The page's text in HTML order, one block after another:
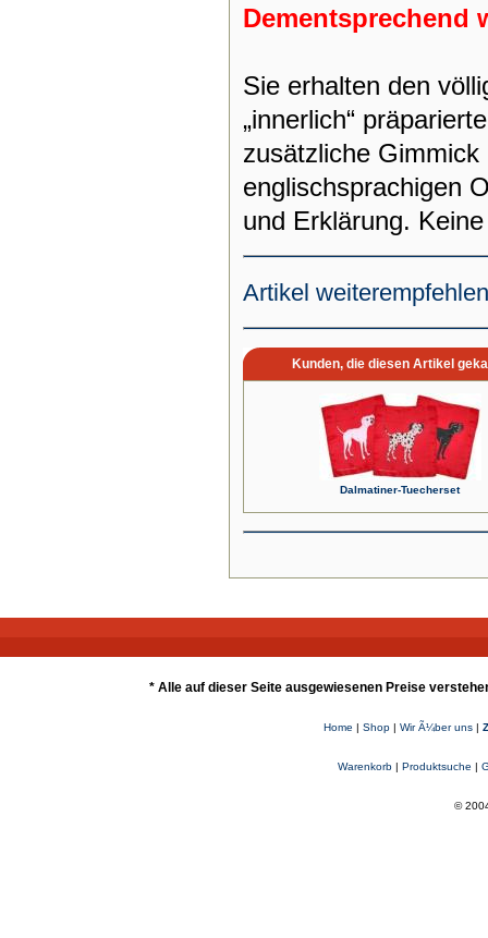
Dementsprechend
Sie erhalten den
„innerlich“
zusätzliche
englischsprachigen
und Erklärung.
Artikel weiterempfehlen
Kunden, die diesen Artikel
Dalmatiner-Tuecherset
* Alle auf dieser Seite ausgewiesenen Preise
Home | Shop| Wir Ã¼ber uns|
Warenkorb| Produktsuche |
©